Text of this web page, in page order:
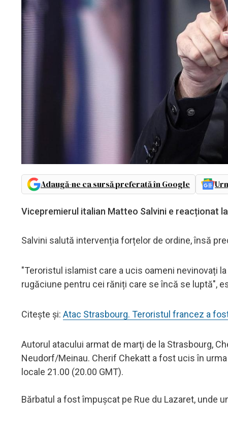
Adaugă-ne ca sursă preferată în Google
Vicepremierul italian Matteo Salvini e reacționat
Salvini salută intervenția forțelor de ordine, însă
"Teroristul islamist care a ucis oameni nevinovați
rugăciune pentru cei răniți care se încă se luptă",
Citește și: Atac Strasbourg. Teroristul francez a
Autorul atacului armat de marţi de la Strasbourg,
Neudorf/Meinau. Cherif Chekatt a fost ucis în
locale 21.00 (20.00 GMT).
Bărbatul a fost împuşcat pe Rue du Lazaret, unde